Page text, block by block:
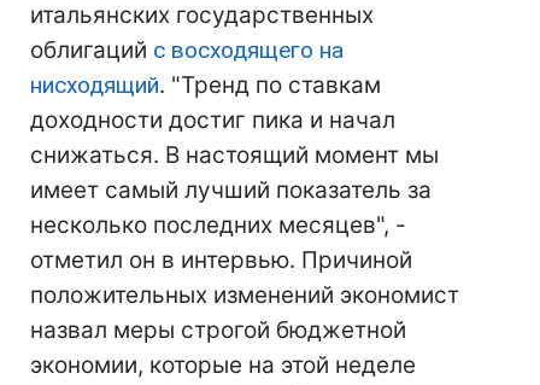
итальянских государственных
облигаций с восходящего на
нисходящий. "Тренд по ставкам
доходности достиг пика и начал
снижаться. В настоящий момент мы
имеет самый лучший показатель за
несколько последних месяцев", -
отметил он в интервью. Причиной
положительных изменений экономист
назвал меры строгой бюджетной
экономии, которые на этой неделе